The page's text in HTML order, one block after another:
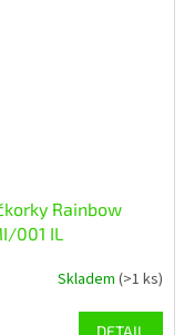
Rainbow
001 IL
Skladem (>1 ks)